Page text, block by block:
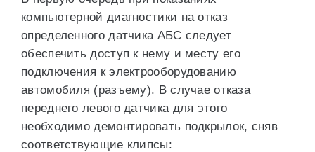
компьютерной диагностики на отказ
определенного датчика АБС следует
обеспечить доступ к нему и месту его
подключения к электрооборудованию
автомобиля (разъему). В случае отказа
переднего левого датчика для этого
необходимо демонтировать подкрылок, сняв
соответствующие клипсы: